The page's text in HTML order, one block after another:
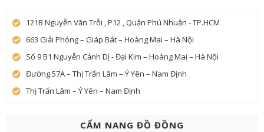
121B Nguyễn Văn Trỗi , P12 , Quận Phú Nhuận - TP.HCM
663 Giải Phóng – Giáp Bát – Hoàng Mai – Hà Nội
Số 9 B1 Nguyễn Cảnh Dị - Đại Kim – Hoàng Mai – Hà Nội
Đường 57A – Thị Trấn Lâm – Ý Yên – Nam Định
Thị Trấn Lâm – Ý Yên – Nam Định
CẨM NANG ĐỒ ĐỒNG